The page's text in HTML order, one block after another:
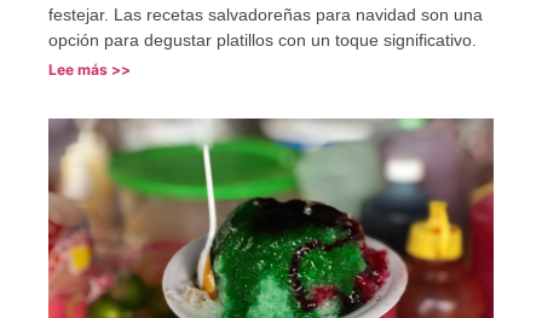
festejar. Las recetas salvadoreñas para navidad son una
opción para degustar platillos con un toque significativo.
Lee más >>